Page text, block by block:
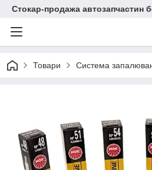
Стокар-продажа автозапчастин
Товари Система